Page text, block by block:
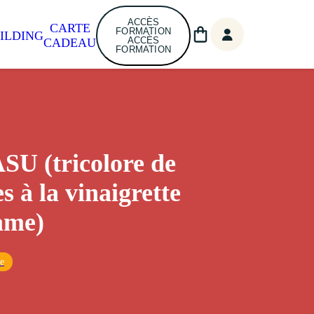
CARTE
CADEAU
ACCÈS
FORMATION
ACCÈS
FORMATION
(tricolore de
à la vinaigrette